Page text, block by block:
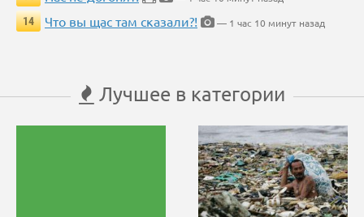
14
Что вы щас там сказали?! — 1 час 10 минут назад
Лучшее в категории